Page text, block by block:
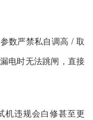
数严禁私自调高 / 取
电时无法跳闸，直接
机违规会白修甚至更